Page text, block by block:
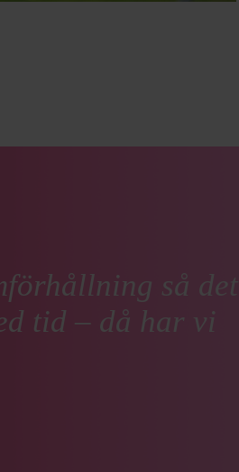
så det
tid – då har vi